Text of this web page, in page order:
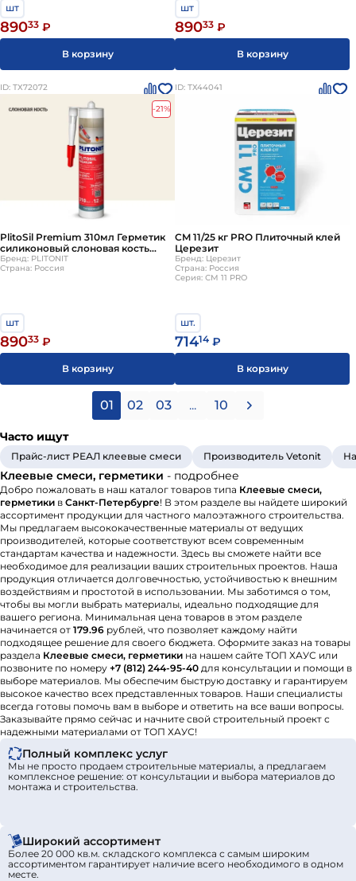
шт
89033 ₽
В корзину
шт
89033 ₽
В корзину
ID: ТХ72072
-21%
PlitoSil Premium 310мл Герметик
силиконовый слоновая кость
PLITONIT
Бренд: PLITONIT
Страна: Россия
шт
89033 ₽
В корзину
ID: ТХ44041
CM 11/25 кг PRO Плиточный клей
Церезит
Бренд: Церезит
Страна: Россия
Серия: СM 11 PRO
шт.
71414 ₽
В корзину
01 02 03 ... 10
Часто ищут
Прайс-лист РЕАЛ клеевые смеси Производитель Vetonit
Клеевые смеси, герметики - подробнее
Добро пожаловать в наш каталог товаров типа Клеевые смеси,
герметики в Санкт-Петербурге! В этом разделе вы найдете широкий
ассортимент продукции для частного малоэтажного строительства.
Мы предлагаем высококачественные материалы от ведущих
производителей, которые соответствуют всем современным
стандартам качества и надежности. Здесь вы сможете найти все
необходимое для реализации ваших строительных проектов. Наша
продукция отличается долговечностью, устойчивостью к внешним
воздействиям и простотой в использовании. Мы заботимся о том,
чтобы вы могли выбрать материалы, идеально подходящие для
вашего региона. Минимальная цена товаров в этом разделе
начинается от 179.96 рублей, что позволяет каждому найти
подходящее решение для своего бюджета. Оформите заказ на товары
раздела Клеевые смеси, герметики на нашем сайте ТОП ХАУС или
позвоните по номеру +7 (812) 244-95-40 для консультации и помощи в
выборе материалов. Мы обеспечим быструю доставку и гарантируем
высокое качество всех представленных товаров. Наши специалисты
всегда готовы помочь вам в выборе и ответить на все ваши вопросы.
Заказывайте прямо сейчас и начните свой строительный проект с
надежными материалами от ТОП ХАУС!
Полный комплекс услуг
Мы не просто продаем строительные материалы, а предлагаем
комплексное решение: от консультации и выбора материалов до
монтажа и строительства.
Широкий ассортимент
Более 20 000 кв.м. складского комплекса с самым широким
ассортиментом гарантирует наличие всего необходимого в одном
месте.